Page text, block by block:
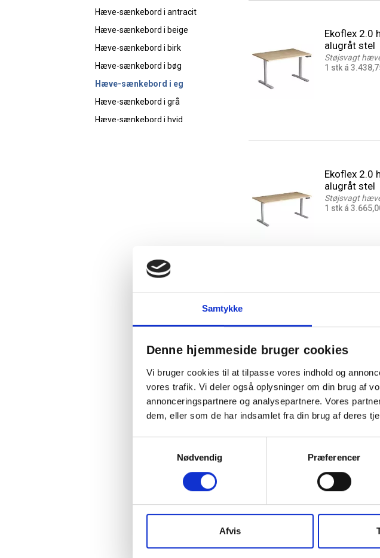
Samtykke
Denne hjemmeside bruger cookies
Vi bruger cookies til at tilpasse vores indhold og
vores trafik. Vi deler også oplysninger om din brug af
annonceringspartnere og analysepartnere. Vores
dem, eller som de har indsamlet fra din brug af deres
Nødvendig
Præferencer
Afvis
200x220cm
Hæve-sænkebord i antracit
Hæve-sænkebord i beige
Hæve-sænkebord i birk
Hæve-sænkebord i bøg
Hæve-sænkebord i eg
Hæve-sænkebord i grå
Hæve-sænkebord i hvid
Ekoflex 2.0
alugråt stel
Støjsvagt
1 stk á
Ekoflex 2.0
alugråt stel
Støjsvagt
1 stk á
Ekoflex
alugråt stel
1 stk á 3.830,00
Flexidesk
Lille
1 stk á 3.452,50